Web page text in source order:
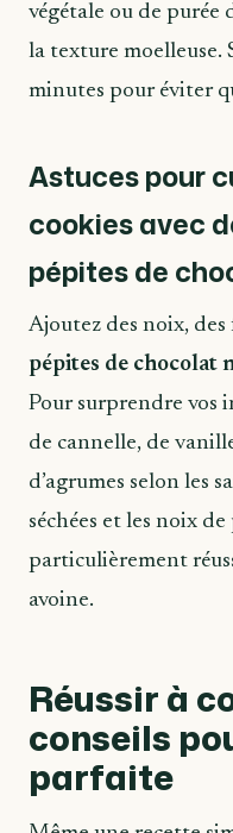
végétale ou de purée
la texture moelleuse.
minutes pour éviter
Astuces pour
cookies avec
pépites de
Ajoutez des noix, des
pépites de chocolat
Pour surprendre vos
de cannelle, de
d’agrumes selon les
séchées et les noix
particulièrement
avoine.
Réussir à
conseils
parfaite